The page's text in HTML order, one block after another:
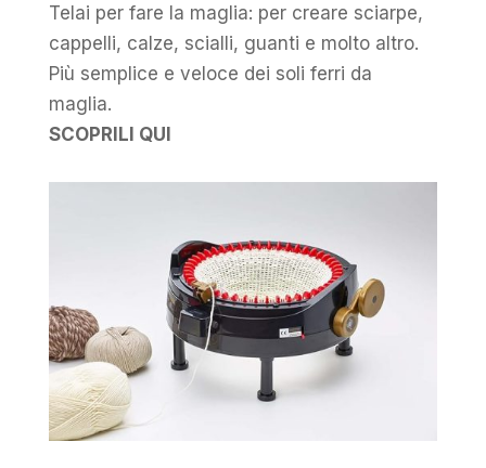
Telai per fare la maglia: per creare sciarpe,
cappelli, calze, scialli, guanti e molto altro.
Più semplice e veloce dei soli ferri da
maglia.
SCOPRILI QUI